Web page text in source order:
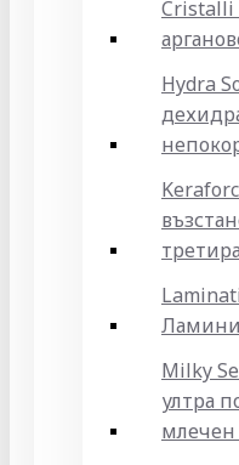
Cristalli
Hydra
Milky
ултра